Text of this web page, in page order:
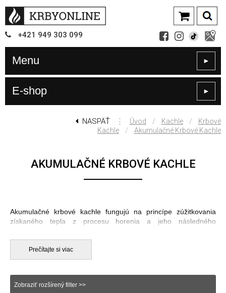
+421 949 303 099
Menu ►
E-shop ►
NASPÄŤ ⋮ Úvod / Kachle /
Krbové
Kachle
/ Akumulačné Krbové Kachle
AKUMULAČNÉ KRBOVÉ KACHLE
Akumulačné krbové kachle fungujú na princípe zúžitkovania
získaného tepla z procesu horenia a jeho následného
Akumulačné krbové kachle sa najčastejsie skladajú sa samotnej
vnútornej krbovej vložky, ktorá je obostavaná, alebo obložená
materiálom, ktorý disponuje akumulačnými vlastnosťami. Tieto
dokonca aj niekoľko hodín po vyhasnutí samotného ohňa v
Prečítajte si viac
Zobraziť rozšírený filter >>